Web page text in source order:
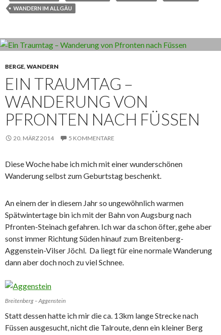
WANDERN IM ALLGÄU
BERGE, WANDERN
EIN TRAUMTAG –
WANDERUNG VON
PFRONTEN NACH FÜSSEN
20. MÄRZ 2014 5 KOMMENTARE
Diese Woche habe ich mich mit einer wunderschönen
Wanderung selbst zum Geburtstag beschenkt.
An einem der in diesem Jahr so ungewöhnlich warmen
Spätwintertage bin ich mit der Bahn von Augsburg nach
Pfronten-Steinach gefahren. Ich war da schon öfter, gehe aber
sonst immer Richtung Süden hinauf zum Breitenberg-
Aggenstein-Vilser Jöchl. Da liegt für eine normale Wanderung
dann aber doch noch zu viel Schnee.
Breitenberg – Aggenstein
Statt dessen hatte ich mir die ca. 13km lange Strecke nach
Füssen ausgesucht, nicht die Talroute, denn ein kleiner Berg